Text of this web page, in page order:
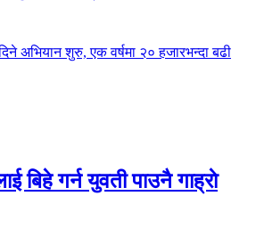
अभियान शुरु, एक वर्षमा २० हजारभन्दा बढी
बिहे गर्न युवती पाउनै गाह्राे